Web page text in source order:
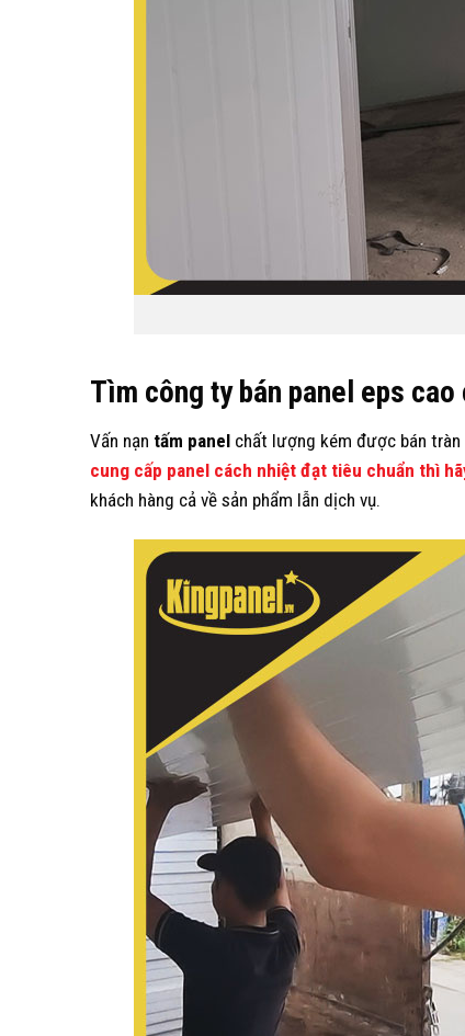
Tìm công ty bán panel eps
Vấn nạn tấm panel chất lượng kém được bán
cung cấp panel cách nhiệt đạt tiêu chuẩn thì
khách hàng cả về sản phẩm lẫn dịch vụ.